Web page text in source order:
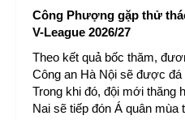
Công Phượng gặp thử
V-League 2026/27
Theo kết quả bốc thăm,
Công an Hà Nội sẽ được
Trong khi đó, đội mới thăng
Nai sẽ tiếp đón Á quân